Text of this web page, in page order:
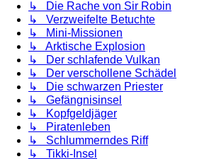
↳ Die Rache von Sir Robin
↳ Verzweifelte Betuchte
↳ Mini-Missionen
↳ Arktische Explosion
↳ Der schlafende Vulkan
↳ Der verschollene Schädel
↳ Die schwarzen Priester
↳ Gefängnisinsel
↳ Kopfgeldjäger
↳ Piratenleben
↳ Schlummerndes Riff
↳ Tikki-Insel